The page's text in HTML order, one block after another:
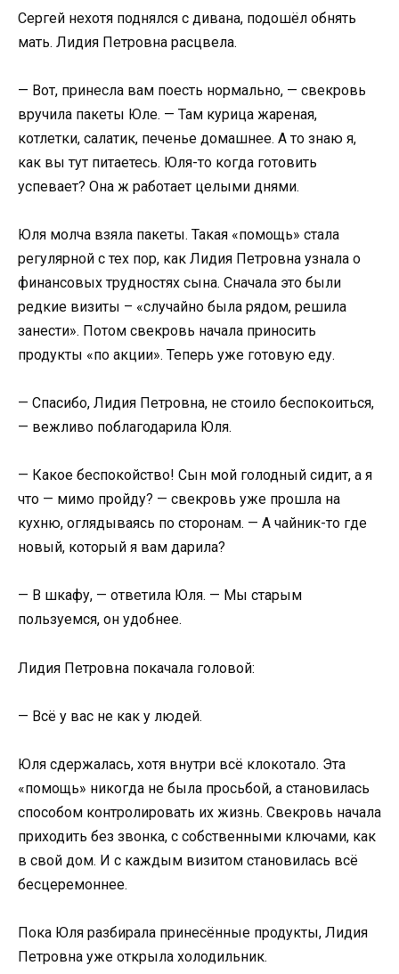
Сергей нехотя поднялся с дивана, подошёл обнять
мать. Лидия Петровна расцвела.
— Вот, принесла вам поесть нормально, — свекровь
вручила пакеты Юле. — Там курица жареная,
котлетки, салатик, печенье домашнее. А то знаю я,
как вы тут питаетесь. Юля-то когда готовить
успевает? Она ж работает целыми днями.
Юля молча взяла пакеты. Такая «помощь» стала
регулярной с тех пор, как Лидия Петровна узнала о
финансовых трудностях сына. Сначала это были
редкие визиты – «случайно была рядом, решила
занести». Потом свекровь начала приносить
продукты «по акции». Теперь уже готовую еду.
— Спасибо, Лидия Петровна, не стоило беспокоиться,
— вежливо поблагодарила Юля.
— Какое беспокойство! Сын мой голодный сидит, а я
что — мимо пройду? — свекровь уже прошла на
кухню, оглядываясь по сторонам. — А чайник-то где
новый, который я вам дарила?
— В шкафу, — ответила Юля. — Мы старым
пользуемся, он удобнее.
Лидия Петровна покачала головой:
— Всё у вас не как у людей.
Юля сдержалась, хотя внутри всё клокотало. Эта
«помощь» никогда не была просьбой, а становилась
способом контролировать их жизнь. Свекровь начала
приходить без звонка, с собственными ключами, как
в свой дом. И с каждым визитом становилась всё
бесцеремоннее.
Пока Юля разбирала принесённые продукты, Лидия
Петровна уже открыла холодильник.